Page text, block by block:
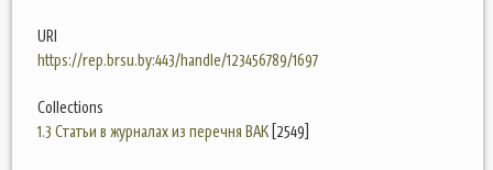
URI
https://rep.brsu.by:443/handle/123456789/1697
Collections
1.3 Статьи в журналах из перечня ВАК [2549]